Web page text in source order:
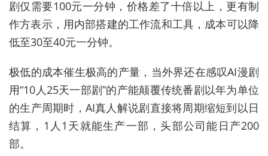
剧仅需要100元一分钟，价格差了十倍以上，更有制
作方表示，用内部搭建的工作流和工具，成本可以降
低至30至40元一分钟。
极低的成本催生极高的产量，当外界还在感叹AI漫剧
用“10人25天一部剧”的产能颠覆传统番剧以年为单位
的生产周期时，AI真人解说剧直接将周期缩短到以日
结算，1人1天就能生产一部，头部公司能日产200
部。